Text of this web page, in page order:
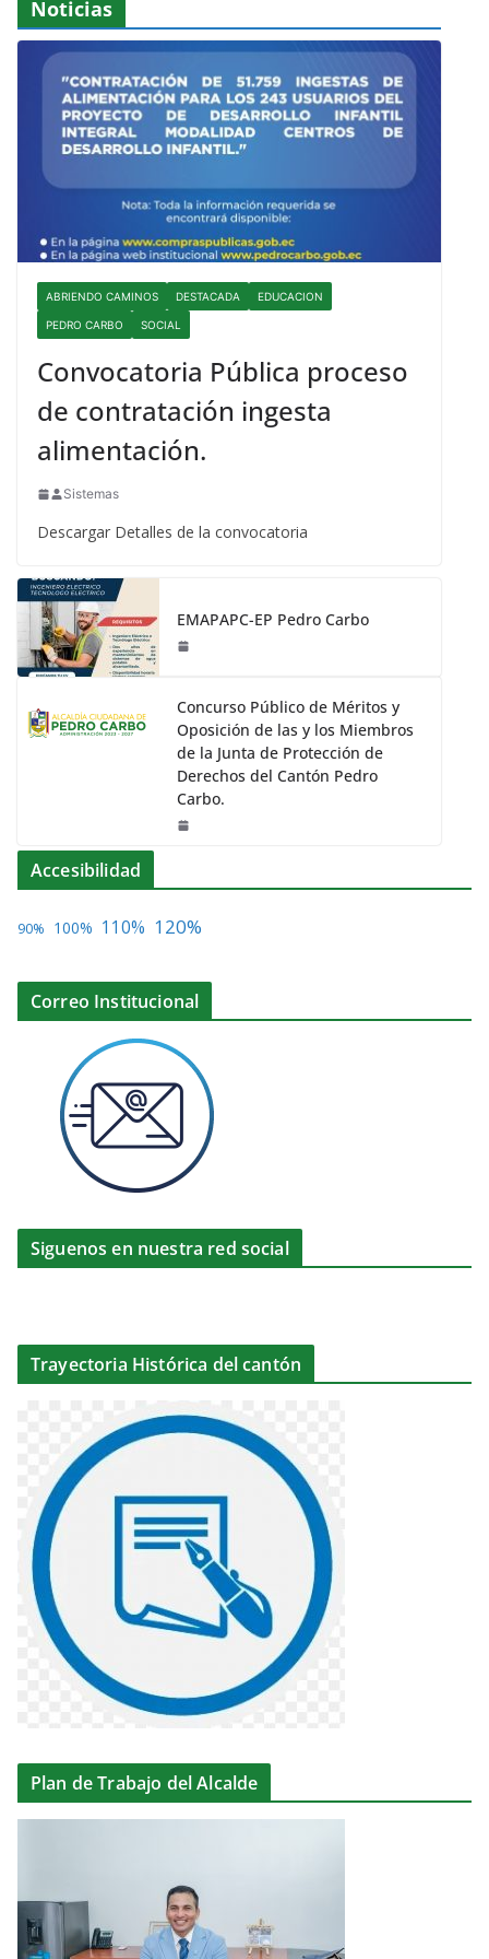
Noticias
ABRIENDO CAMINOS DESTACADA EDUCACION
PEDRO CARBO SOCIAL
Convocatoria Pública proceso
de contratación ingesta
alimentación.
Sistemas
Descargar Detalles de la convocatoria
EMAPAPC-EP Pedro Carbo
Concurso Público de Méritos y
Oposición de las y los Miembros
de la Junta de Protección de
Derechos del Cantón Pedro
Carbo.
Accesibilidad
90% 100% 110% 120%
Correo Institucional
Siguenos en nuestra red social
Trayectoria Histórica del cantón
Plan de Trabajo del Alcalde